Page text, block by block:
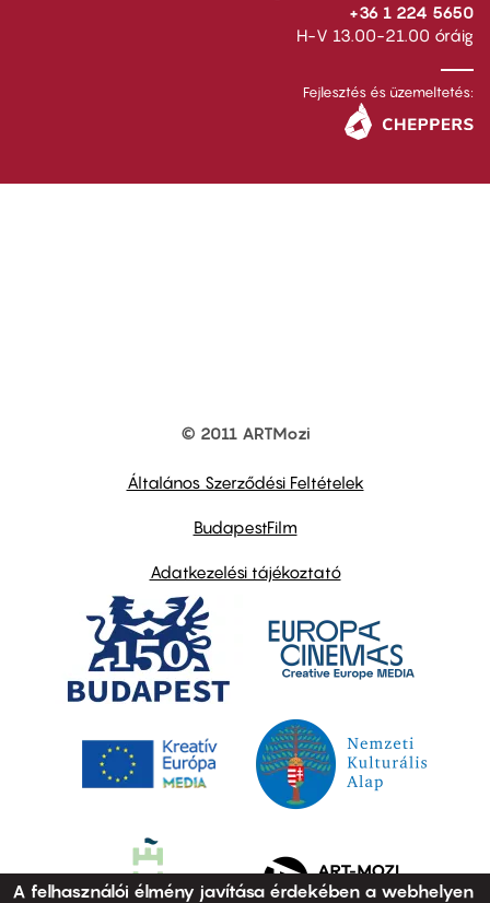
+36 1 224 5650
H-V 13.00-21.00 óráig
Fejlesztés és üzemeltetés:
© 2011 ARTMozi
Általános Szerződési Feltételek
BudapestFilm
Adatkezelési tájékoztató
A felhasználói élmény javítása érdekében a webhelyen